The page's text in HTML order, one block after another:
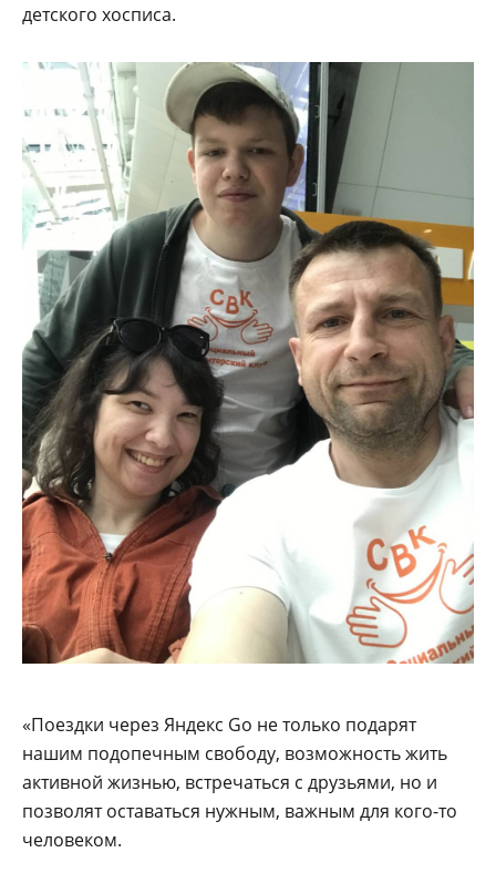
детского хосписа.
«Поездки через Яндекс Go не только подарят
нашим подопечным свободу, возможность жить
активной жизнью, встречаться с друзьями, но и
позволят оставаться нужным, важным для кого-то
человеком.